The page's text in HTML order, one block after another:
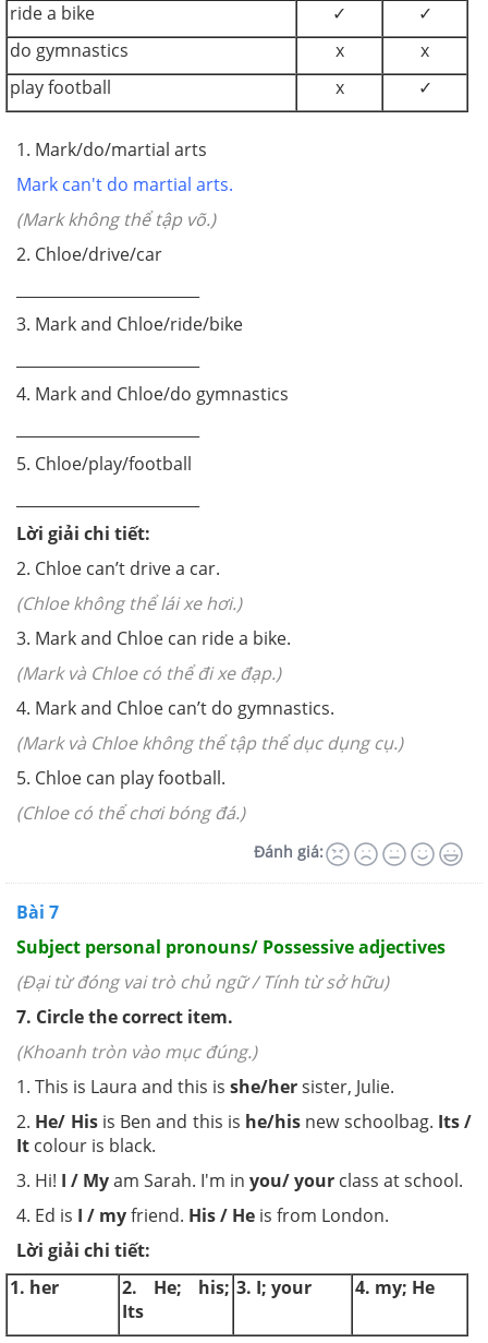
ride a bike
✓
✓
do gymnastics
x
x
play football
x ✓
1. Mark/do/martial arts
Mark can't do martial arts.
(Mark không thể tập võ.)
2. Chloe/drive/car
3. Mark and Chloe/ride/bike
4. Mark and Chloe/do gymnastics
5. Chloe/play/football
Lời giải chi tiết:
2. Chloe can’t drive a car.
(Chloe không thể lái xe hơi.)
3. Mark and Chloe can ride a bike.
(Mark và Chloe có thể đi xe đạp.)
4. Mark and Chloe can’t do gymnastics.
(Mark và Chloe không thể tập thể dục dụng cụ.)
5. Chloe can play football.
(Chloe có thể chơi bóng đá.)
Đánh giá:
Bài 7
Subject personal pronouns/ Possessive adjectives
(Đại từ đóng vai trò chủ ngữ / Tính từ sở hữu)
7. Circle the correct item.
(Khoanh tròn vào mục đúng.)
1. This is Laura and this is she/hersister, Julie.
2. He/ Hisis Ben and this is he/his new schoolbag. Its /
It colour is black.
3. Hi! I / Myam Sarah. I'm in you/ your class at school.
4. Ed is I / myfriend. His / He is from London.
Lời giải chi tiết:
1. her
2. He; his;
Its
3. I; your 4. my; He